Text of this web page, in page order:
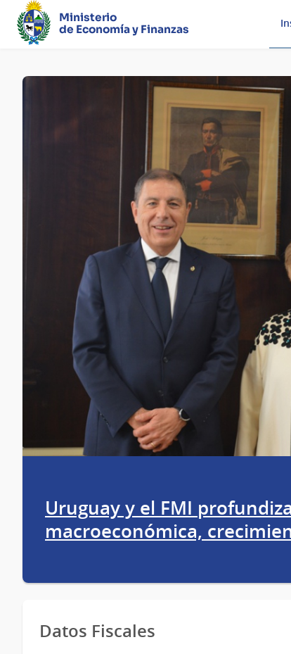
Ministerio
de Economía y Finanzas
Página
principal
Uruguay y el FMI
macroeconómica,
Datos Fiscales